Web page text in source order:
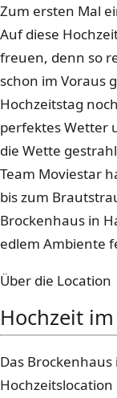
Zum ersten Mal
Auf diese
freuen, denn so
schon im Voraus
Hochzeitstag
perfektes Wetter
die Wette
Team Moviestar
bis zum
Brockenhaus in
edlem Ambiente
Über die Location
Hochzeit
Das